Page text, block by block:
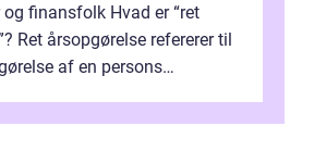
finansfolk Hvad er “ret
Ret årsopgørelse refererer til
af en persons